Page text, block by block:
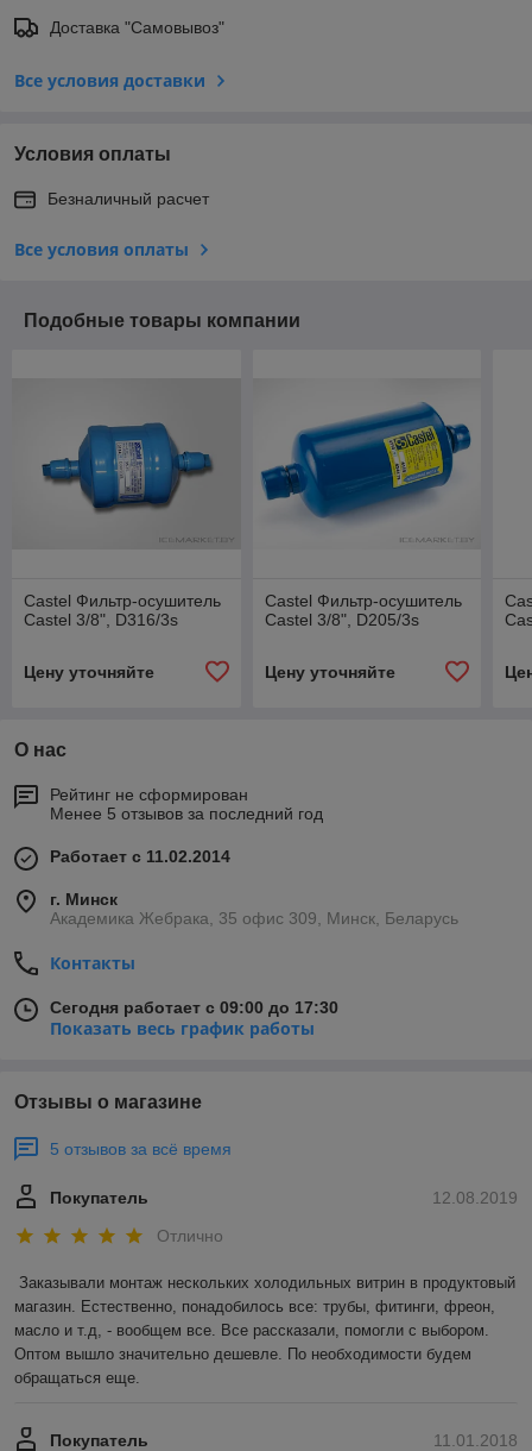
Доставка "Самовывоз"
Все условия доставки
Условия оплаты
Безналичный расчет
Все условия оплаты
Подобные товары компании
Castel Фильтр-осушитель
Castel 3/8", D316/3s
Цену уточняйте
Castel Фильтр-осушитель
Castel 3/8", D205/3s
Цену уточняйте
О нас
Рейтинг не сформирован
Менее 5 отзывов за последний год
Работает с 11.02.2014
г. Минск
Академика Жебрака, 35 офис 309, Минск, Беларусь
Контакты
Сегодня работает с 09:00 до 17:30
Показать весь график работы
Отзывы о магазине
5 отзывов за всё время
12.08.2019
Покупатель
Отлично
Заказывали монтаж нескольких холодильных витрин в продуктовый
магазин. Естественно, понадобилось все: трубы, фитинги, фреон,
масло и т.д, - вообщем все. Все рассказали, помогли с выбором.
Оптом вышло значительно дешевле. По необходимости будем
обращаться еще.
11.01.2018
Покупатель